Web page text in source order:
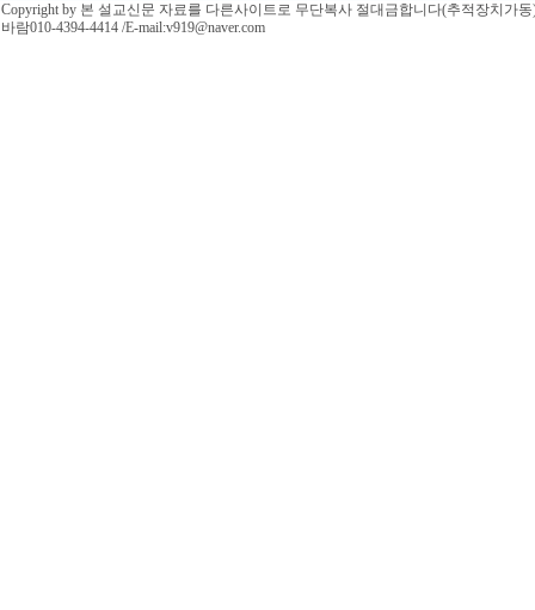
Copyright by 본 설교신문 자료를 다른사이트로 무단복사 절대금합니다(추적장치가
바람010-4394-4414 /E-mail:v919@naver.com